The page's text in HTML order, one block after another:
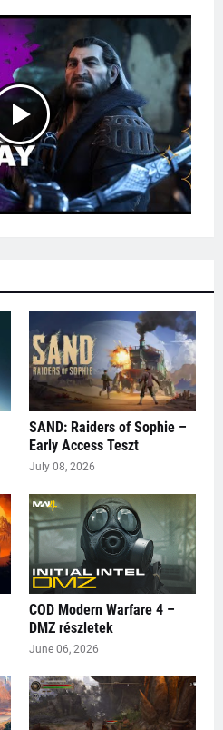
SAND: Raiders of Sophie –
Early Access Teszt
July 08, 2026
COD Modern Warfare 4 –
DMZ részletek
June 06, 2026